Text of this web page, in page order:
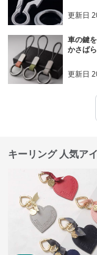
更新日
車の鍵
かさば
更新日
キーリング 人気ア